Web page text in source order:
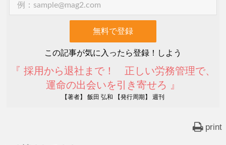
この記事が気に入ったら登録！しよう
『 採用から退社まで！ 正しい労務管理で、
運命の出会いを引き寄せろ 』
【著者】 飯田 弘和 【発行周期】 週刊
print